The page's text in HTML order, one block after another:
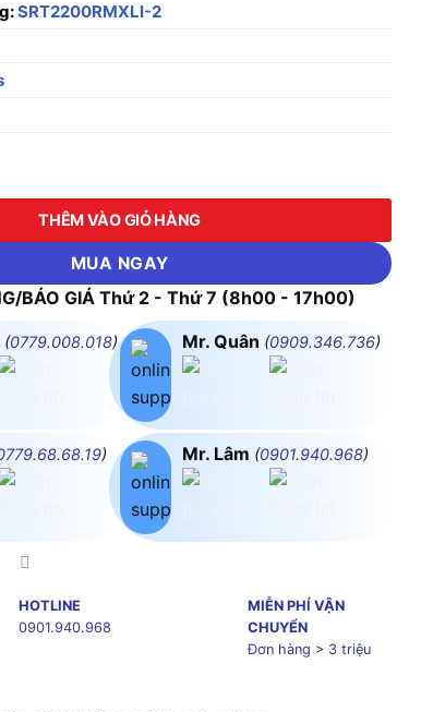
SRT2200RMXLI-2
UPS SRT 2200VA RM 230V số lượng
THÊM VÀO GIỎ HÀNG
MUA NGAY
BÁO GIÁ Thứ 2 - Thứ 7 (8h00 - 17h00)
(0779.008.018)
)
Mr. Quân (0909.346.736)
Mr. Lâm (0901.940.968)
HOTLINE
0901.940.968
MIỄN PHÍ VẬN
CHUYỂN
Đơn hàng > 3 triệu